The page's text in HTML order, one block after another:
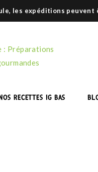
les expéditions
RECETTES IG BAS